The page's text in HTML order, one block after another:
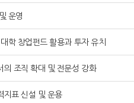
운영
학 창업펀드 활용과 투자 유치
의 조직 확대 및 전문성 강화
지표 신설 및 운용